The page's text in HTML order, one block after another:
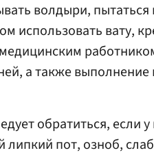
волдыри,
использовать вату,
а также
обратиться, если
пот, озноб,